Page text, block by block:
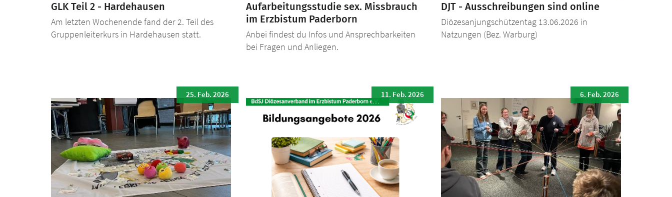
GLK Teil 2 - Hardehausen
Am letzten Wochenende fand der 2. Teil des
Gruppenleiterkurs in Hardehausen statt.
Aufarbeitungsstudie sex. Missbrauch
im Erzbistum Paderborn
Anbei findest du Infos und Ansprechbarkeiten
bei Fragen und Anliegen.
DJT - Ausschreibungen sind online
Diözesanjungschützentag 13.06.2026 in
Natzungen (Bez. Warburg)
25. Feb. 2026 11. Feb. 2026 6. Feb. 2026